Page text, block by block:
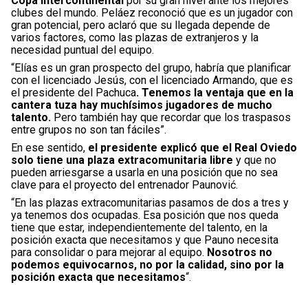
clubes del mundo. Peláez reconoció que es un jugador con
gran potencial, pero aclaró que su llegada depende de
varios factores, como las plazas de extranjeros y la
necesidad puntual del equipo.
“Elías es un gran prospecto del grupo, habría que planificar
con el licenciado Jesús, con el licenciado Armando, que es
el presidente del Pachuca. Tenemos la ventaja que en la
cantera tuza hay muchísimos jugadores de mucho
talento. Pero también hay que recordar que los traspasos
entre grupos no son tan fáciles”.
En ese sentido, el presidente explicó que el Real Oviedo
solo tiene una plaza extracomunitaria libre y que no
pueden arriesgarse a usarla en una posición que no sea
clave para el proyecto del entrenador Paunović.
“En las plazas extracomunitarias pasamos de dos a tres y
ya tenemos dos ocupadas. Esa posición que nos queda
tiene que estar, independientemente del talento, en la
posición exacta que necesitamos y que Pauno necesita
para consolidar o para mejorar al equipo. Nosotros no
podemos equivocarnos, no por la calidad, sino por la
posición exacta que necesitamos“.